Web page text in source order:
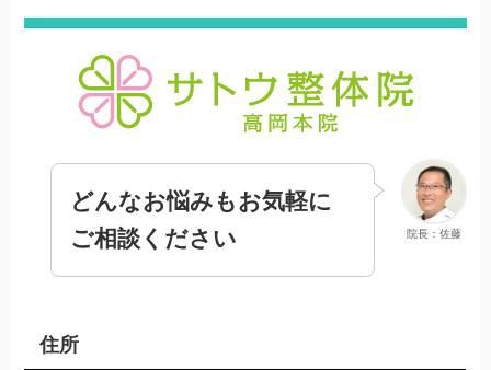
院長：佐藤
どんなお悩みもお気軽に
ご相談ください
住所